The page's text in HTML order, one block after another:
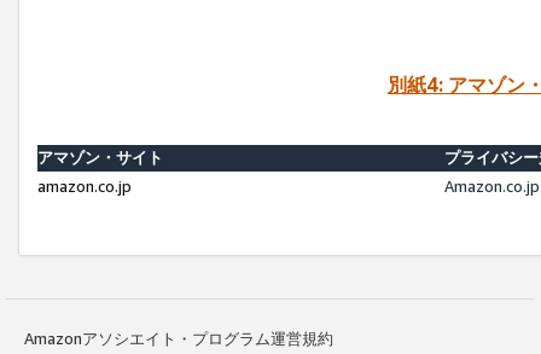
別紙4: アマゾン
アマゾン・サイト
プライバシ
amazon.co.jp
Amazonアソシエイト・プログラム運営規約